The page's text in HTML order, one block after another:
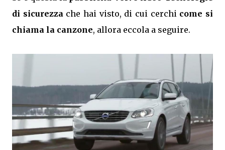
di sicurezzache hai visto, di cui cerchi come si
chiama la canzone, allora eccola a seguire.